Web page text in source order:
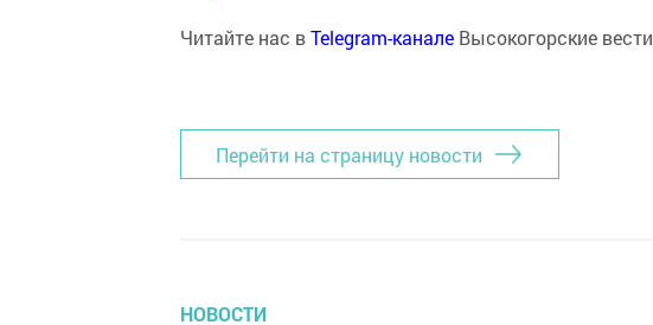
Читайте нас вTelegram-канале Высокогорские вести
Перейти на страницу новости
НОВОСТИ